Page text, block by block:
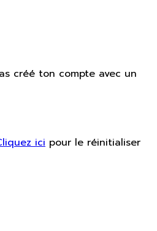
créé ton compte avec un
ici pour le réinitialiser